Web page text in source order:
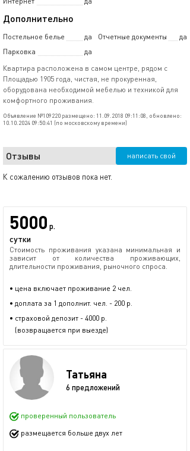
Дополнительно
Постельное белье да Отчетные документы
да
Парковка
да
Квартира расположена в самом центре, рядом с
Площадью 1905 года, чистая, не прокуренная,
оборудована необходимой мебелью и техникой для
комфортного проживания.
Объявление №109220 размещено: 11.09.2018 09:11:08, обновлено:
10.10.2024 09:50:41 (по московскому времени)
Отзывы написать свой
К сожалению отзывов пока нет.
5000 р.
сутки
Стоимость проживания указана минимальная и
зависит от количества проживающих,
длительности проживания, рыночного спроса.
• цена включает проживание 2 чел.
• доплата за 1 дополнит. чел. - 200 р.
• страховой депозит - 4000 р.
(возвращается при выезде)
Татьяна
6 предложений
проверенный пользователь
размещается больше двух лет